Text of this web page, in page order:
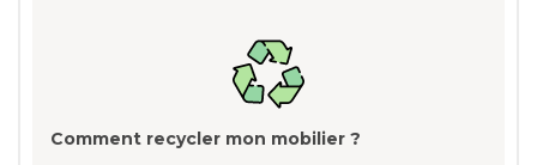
Comment recycler mon mobilier ?